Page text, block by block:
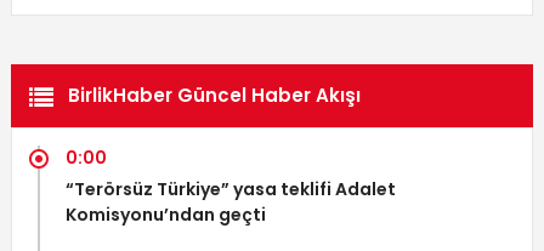
BirlikHaber Güncel Haber Akışı
0:00
“Terörsüz Türkiye” yasa teklifi Adalet
Komisyonu’ndan geçti